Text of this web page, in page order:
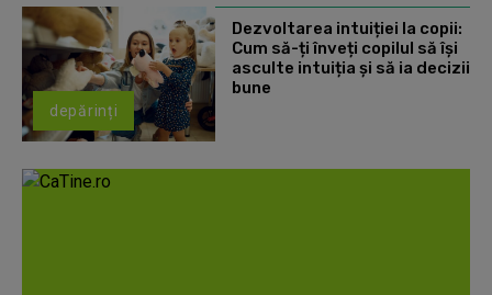
depărinți
Dezvoltarea intuiției la copii:
Cum să-ți înveți copilul să își
asculte intuiția și să ia decizii
bune